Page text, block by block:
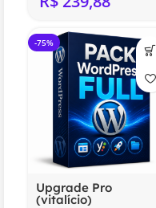
-75%
Upgrade Pro
(vitalício)